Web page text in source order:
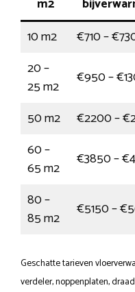
m2
10 m2
€710 –
20 –
25 m2
€950 –
50 m2
€2200 –
60 –
65 m2
€3850 –
80 –
85 m2
€5150 –
Geschatte tarieven
verdeler, noppenplaten,